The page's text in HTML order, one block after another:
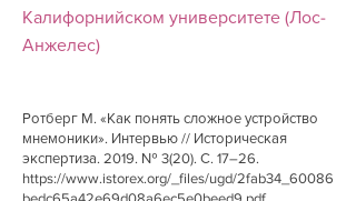
Калифорнийском университете (Лос-
Анжелес)
Ротберг М. «Как понять сложное устройство
мнемоники». Интервью // Историческая
экспертиза. 2019. № 3(20). С. 17–26.
https://www.istorex.org/_files/ugd/2fab34_60086